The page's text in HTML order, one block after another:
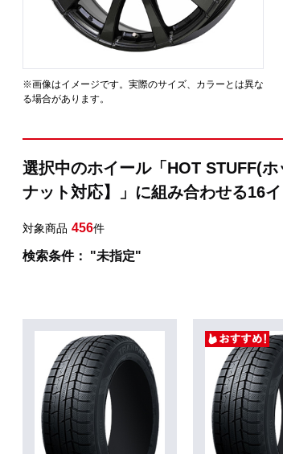
※画像はイメージです。実際のサイズ、カラーとは異な
る場合があります。
選択中のホイール「HOT STUFF(
ナット対応】」に組み合わせる16
対象商品 456件
検索条件： "未指定"